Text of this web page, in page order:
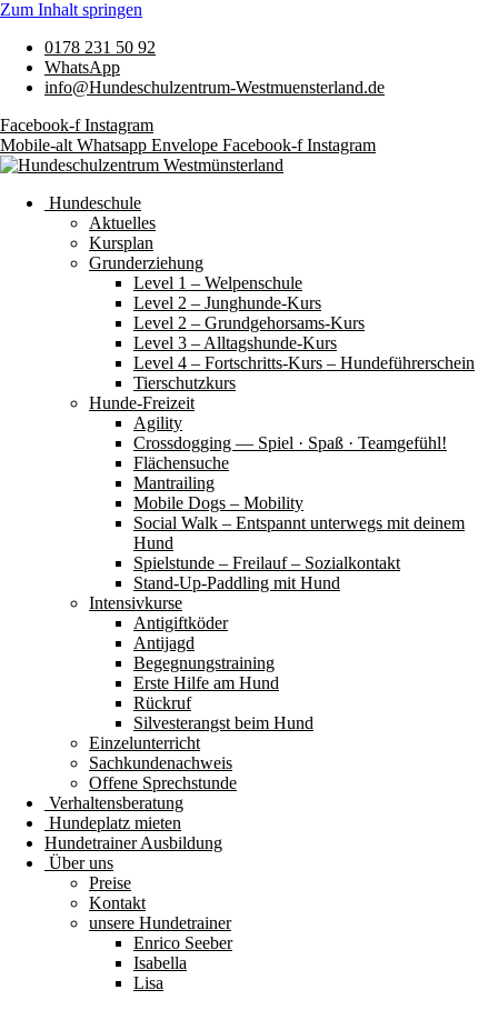
Zum Inhalt springen
0178 231 50 92
WhatsApp
info@Hundeschulzentrum-Westmuensterland.de
Facebook-f Instagram
Mobile-alt Whatsapp Envelope Facebook-f Instagram
Hundeschule
Aktuelles
Kursplan
Grunderziehung
Level 1 – Welpenschule
Level 2 – Junghunde-Kurs
Level 2 – Grundgehorsams-Kurs
Level 3 – Alltagshunde-Kurs
Level 4 – Fortschritts-Kurs – Hundeführerschein
Tierschutzkurs
Hunde-Freizeit
Agility
Crossdogging — Spiel · Spaß · Teamgefühl!
Flächensuche
Mantrailing
Mobile Dogs – Mobility
Social Walk – Entspannt unterwegs mit deinem
Hund
Spielstunde – Freilauf – Sozialkontakt
Stand-Up-Paddling mit Hund
Intensivkurse
Antigiftköder
Antijagd
Begegnungstraining
Erste Hilfe am Hund
Rückruf
Silvesterangst beim Hund
Einzelunterricht
Sachkundenachweis
Offene Sprechstunde
Verhaltensberatung
Hundeplatz mieten
Hundetrainer Ausbildung
Über uns
Preise
Kontakt
unsere Hundetrainer
Enrico Seeber
Isabella
Lisa